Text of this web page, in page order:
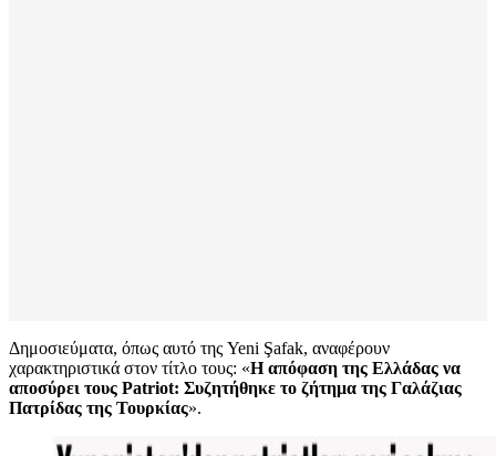
Δημοσιεύματα, όπως αυτό της Yeni Şafak, αναφέρουν
χαρακτηριστικά στον τίτλο τους: «Η απόφαση της Ελλάδας να
αποσύρει τους Patriot: Συζητήθηκε το ζήτημα της Γαλάζιας
Πατρίδας της Τουρκίας».